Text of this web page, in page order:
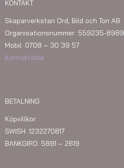
KONTAKT
Skaparverkstan Ord, Bild och Ton AB
Organisationsnummer: 559235-8989
Mobil: 0708 – 30 39 57
Kontaktsida
BETALNING
Köpvillkor
SWISH: 1232270817
BANKGIRO: 5891 – 2619